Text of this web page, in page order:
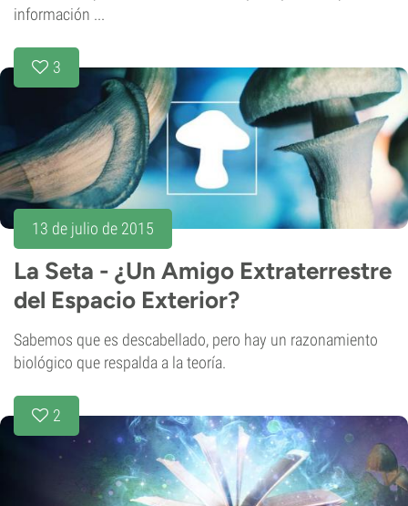
información ...
3
13 de julio de 2015
La Seta - ¿Un Amigo Extraterrestre
del Espacio Exterior?
Sabemos que es descabellado, pero hay un razonamiento
biológico que respalda a la teoría.
2